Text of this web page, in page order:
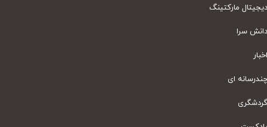
مارکتینگ
سرا
ای